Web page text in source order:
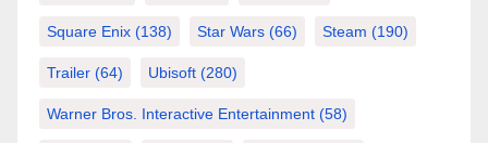
Square Enix (138) Star Wars (66) Steam (190)
Trailer (64) Ubisoft (280)
Warner Bros. Interactive Entertainment (58)